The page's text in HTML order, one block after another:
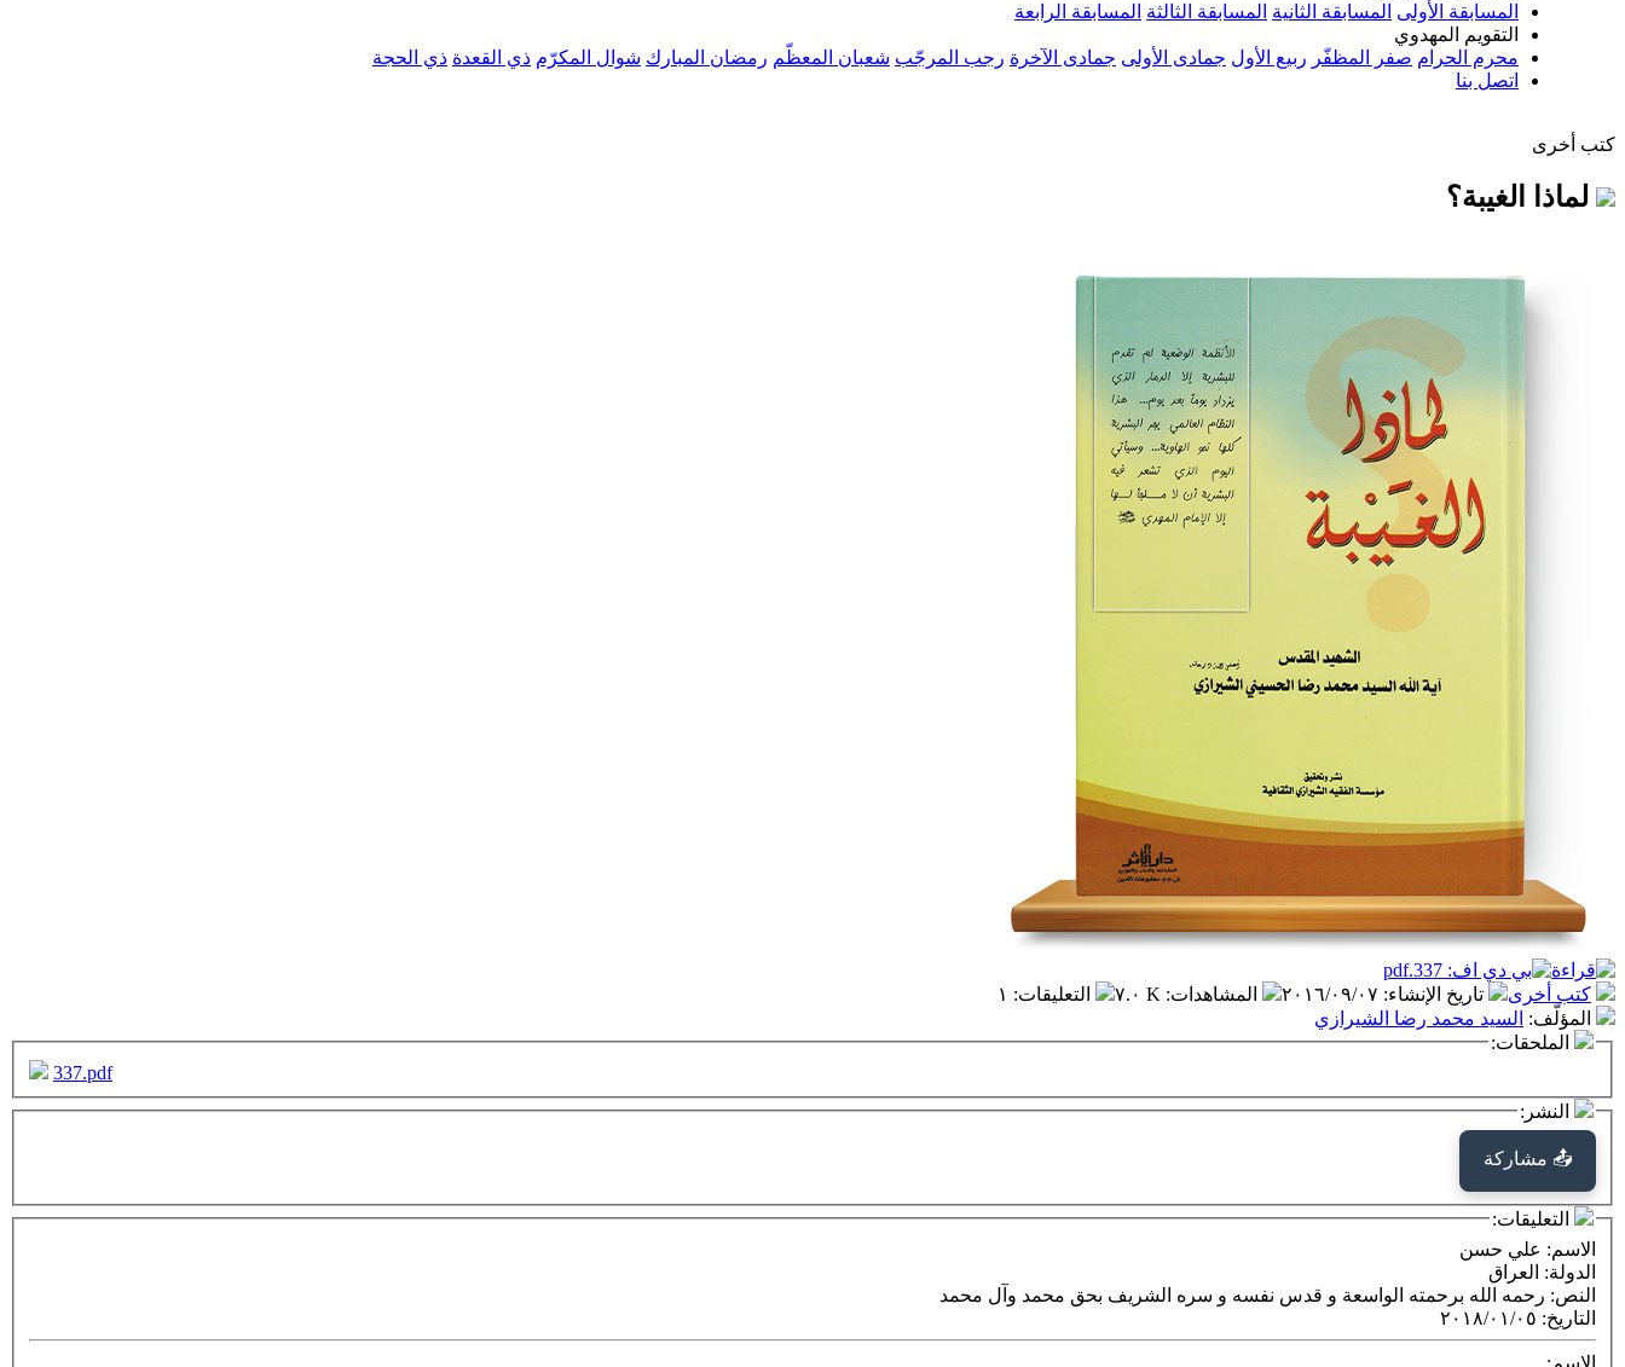
المسابقة الأولى المسابقة الثانية المسابقة الثالثة المسابقة الرابعة
التقويم المهدوي
محرم الحرام صفر المظفّر ربيع الأول جمادى الأولى جمادى الآخرة رجب المرجّب شعبان المعظّم رمضان المبارك شوال المكرّم ذي القعدة ذي الحجة
اتصل بنا
كتب أخرى
لماذا الغيبة؟
كتب أخرى تاريخ الإنشاء: ٢٠١٦/٠٩/٠٧ المشاهدات: ٧.٠ K التعليقات: ١
المؤلّف: السيد محمد رضا الشيرازي
الملحقات:
337.pdf
النشر:
📤 مشاركة
التعليقات:
الاسم: علي حسن
الدولة: العراق
النص: رحمه الله برحمته الواسعة و قدس نفسه و سره الشريف بحق محمد وآل محمد
التاريخ: ٢٠١٨/٠١/٠٥
الاسم: